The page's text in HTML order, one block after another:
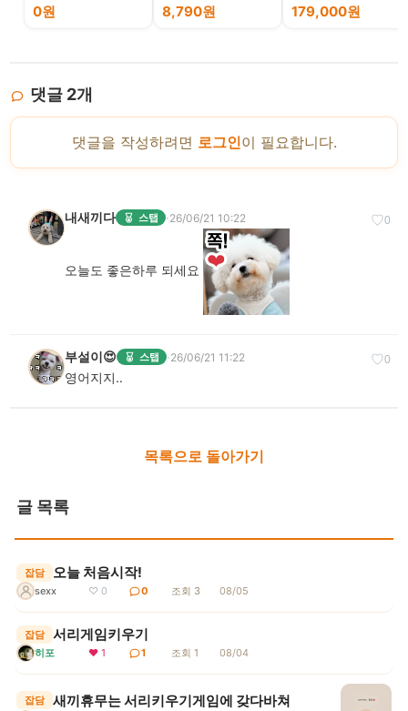
0원 8,790원
Jstar5, 1개,
16000mAh
179,000원
댓글 2개
댓글을 작성하려면 로그인이 필요합니다.
♡0
내새끼다 스탭 ·26/06/21 10:22
오늘도 좋은하루 되세요
♡0
부설이😍 스탭 ·26/06/21 11:22
영어지지..
목록으로 돌아가기
글 목록
잡담 오늘 처음시작!
sexx ♡ 0 0 조회 3 08/05
잡담 서리게임키우기
히포 ❤ 1 1 조회 1 08/04
잡담 새끼휴무는 서리키우기게임에 갖다바쳐